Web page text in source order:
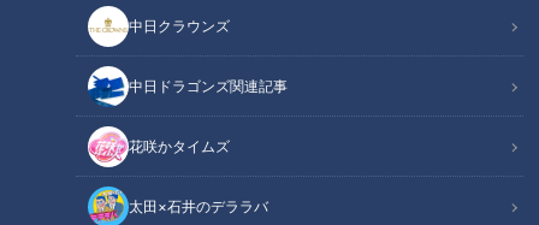
中日クラウンズ
中日ドラゴンズ関連記事
花咲かタイムズ
太田×石井のデララバ